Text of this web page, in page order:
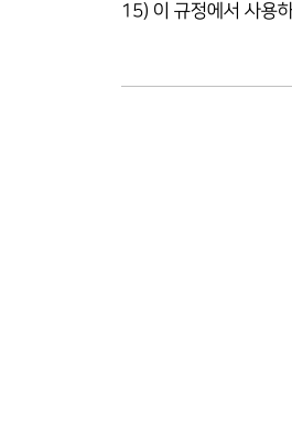
15) 이 규정에서 사용